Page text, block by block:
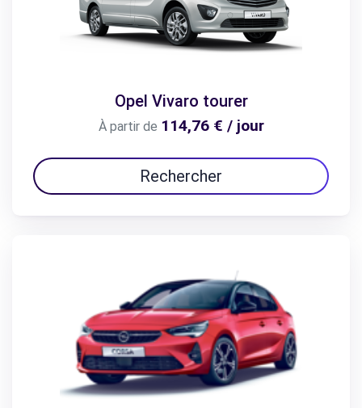
Opel Vivaro tourer
À partir de 114,76 € / jour
Rechercher